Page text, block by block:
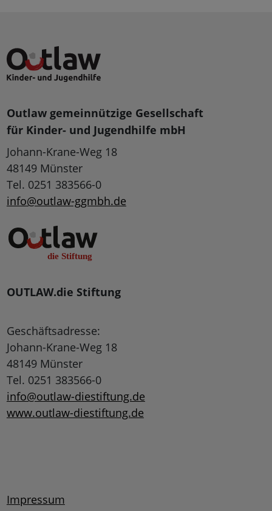
Outlaw gemeinnützige Gesellschaft
für Kinder- und Jugendhilfe mbH
Johann-Krane-Weg 18
48149 Münster
Tel. 0251 383566-0
info@outlaw-ggmbh.de
OUTLAW.die Stiftung
Geschäftsadresse:
Johann-Krane-Weg 18
48149 Münster
Tel. 0251 383566-0
info@outlaw-diestiftung.de
www.outlaw-diestiftung.de
Impressum